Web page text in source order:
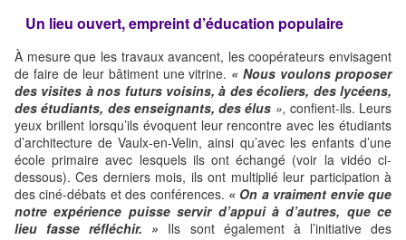
Un lieu ouvert, empreint d’éducation populaire
À mesure que les travaux avancent, les coopérateurs envisagent
de faire de leur bâtiment une vitrine. « Nous voulons proposer
des visites à nos futurs voisins, à des écoliers, des lycéens,
des étudiants, des enseignants, des élus », confient-ils. Leurs
yeux brillent lorsqu’ils évoquent leur rencontre avec les étudiants
d’architecture de Vaulx-en-Velin, ainsi qu’avec les enfants d’une
école primaire avec lesquels ils ont échangé (voir la vidéo ci-
dessous). Ces derniers mois, ils ont multiplié leur participation à
des ciné-débats et des conférences. « On a vraiment envie que
notre expérience puisse servir d’appui à d’autres, que ce
lieu fasse réfléchir. » Ils sont également à l’initiative des